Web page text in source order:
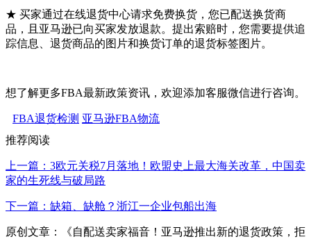
★ 买家通过在线退货中心请求免费换货，您已配送换货商
品，且亚马逊已向买家发放退款。提出索赔时，您需要提供追
踪信息、退货商品的图片和换货订单的退货标签图片。
想了解更多FBA最新政策资讯，欢迎添加客服微信进行咨询。
FBA退货检测 亚马逊FBA物流
推荐阅读
上一篇：3欧元关税7月落地！欧盟史上最大海关改革，中国卖
家的生死线与破局路
下一篇：缺箱、缺舱？浙江一企业包船出海
原创文章：《自配送卖家福音！亚马逊推出新的退货政策，拒